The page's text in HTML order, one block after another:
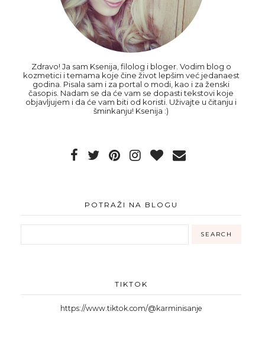
Zdravo! Ja sam Ksenija, filolog i bloger. Vodim blog o
kozmetici i temama koje čine život lepšim već jedanaest
godina. Pisala sam i za portal o modi, kao i za ženski
časopis. Nadam se da će vam se dopasti tekstovi koje
objavljujem i da će vam biti od koristi. Uživajte u čitanju i
šminkanju! Ksenija :)
POTRAŽI NA BLOGU
TIKTOK
https://www.tiktok.com/@karminisanje